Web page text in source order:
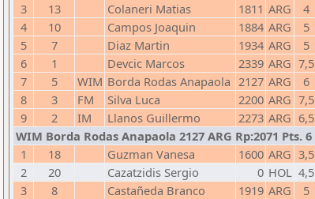
3
13 Colaneri Matias 1811 ARG 4
4
10 Campos Joaquin 1884 ARG 5
5
7 Diaz Martin 1934 ARG 5
6
1 Devcic Marcos 2339 ARG 7,5
7
5 WIM Borda Rodas Anapaola 2127 ARG 6
8
3 FM Silva Luca 2200 ARG 7,5
9
2 IM Llanos Guillermo 2273 ARG 6,5
WIM Borda Rodas Anapaola 2127 ARG Rp:2071 Pts. 6
1
18 Guzman Vanesa 1600 ARG 3,5
2
20 Cazatzidis Sergio 0 HOL 4,5
3
8 Castañeda Branco 1919 ARG 5